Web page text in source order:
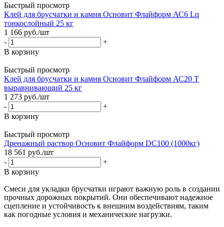
Быстрый просмотр
Клей для брусчатки и камня Основит Флайформ АС6 Lq
тонкослойный 25 кг
1 166 руб./шт
-
+
В корзину
Быстрый просмотр
Клей для брусчатки и камня Основит Флайформ АС20 T
выравнивающий 25 кг
1 273 руб./шт
-
+
В корзину
Быстрый просмотр
Дренажный раствор Основит Флайформ DC100 (1000кг)
18 561 руб./шт
-
+
В корзину
Смеси для укладки брусчатки играют важную роль в создании
прочных дорожных покрытий. Они обеспечивают надежное
сцепление и устойчивость к внешним воздействиям, таким
как погодные условия и механические нагрузки.